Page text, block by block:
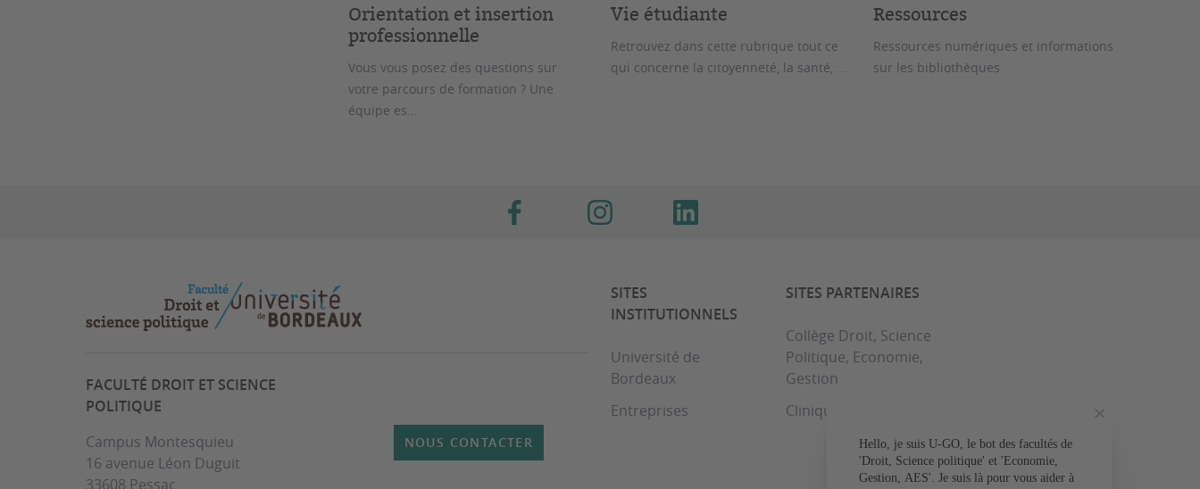
Orientation et insertion
professionnelle
Vous vous posez des questions sur
votre parcours de formation ? Une
équipe es...
Vie étudiante
Retrouvez dans cette rubrique tout ce
qui concerne la citoyenneté, la santé, ...
Ressources
Ressources numériques et informations
sur les bibliothèques
FACULTÉ DROIT ET SCIENCE
POLITIQUE
Campus Montesquieu
16 avenue Léon Duguit
33608 Pessac
NOUS CONTACTER
SITES
INSTITUTIONNELS
Université de
Bordeaux
Entreprises
SITES PARTENAIRES
Collège Droit, Science
Politique, Economie,
Gestion
Clinique du droit
Hello, je suis U-GO, le bot des facultés de
'Droit, Science politique' et 'Economie,
Gestion, AES'. Je suis là pour vous aider à